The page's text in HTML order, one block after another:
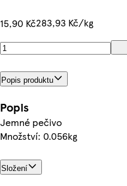
15,90 Kč283,93 Kč/kg
Popis produktu
Popis
Jemné pečivo
Množství: 0.056kg
Složení